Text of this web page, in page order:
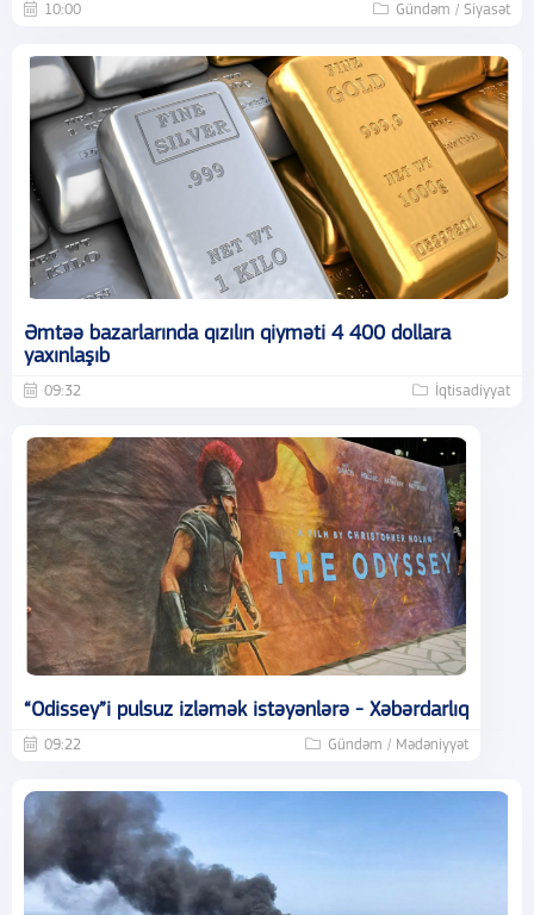
10:00 Gündəm / Siyasət
Əmtəə bazarlarında qızılın qiyməti 4 400 dollara
yaxınlaşıb
09:32 İqtisadiyyat
“Odissey”i pulsuz izləmək istəyənlərə - Xəbərdarlıq
09:22 Gündəm / Mədəniyyət